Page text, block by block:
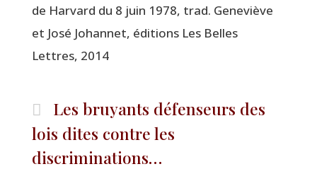
de Har­vard du 8 juin 1978, trad. Gene­viève
et José Johan­net, édi­tions Les Belles
Lettres, 2014
Les bruyants défenseurs des
lois dites contre les
discriminations…